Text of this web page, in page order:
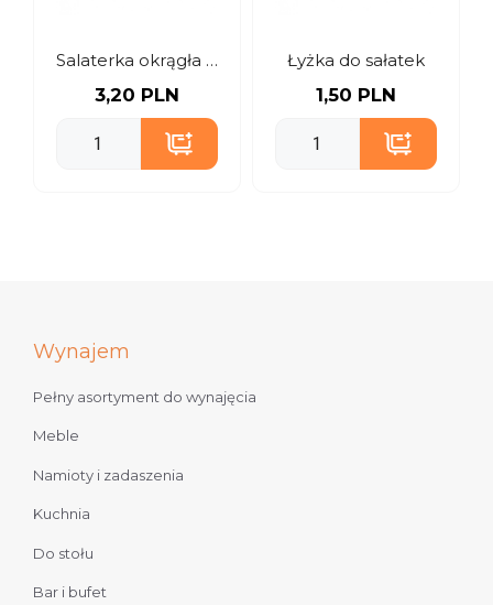
Salaterka okrągła 21 cm
3,20 PLN
Łyżka do sałatek
1,50 PLN
Wynajem
Pełny asortyment do wynajęcia
Meble
Namioty i zadaszenia
Kuchnia
Do stołu
Bar i bufet